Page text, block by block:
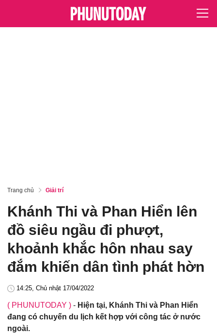
Trang chủ Giải trí
Khánh Thi và Phan Hiển lên
đồ siêu ngầu đi phượt,
khoảnh khắc hôn nhau say
đắm khiến dân tình phát hờn
14:25, Chủ nhật 17/04/2022
( PHUNUTODAY ) - Hiện tại, Khánh Thi và Phan Hiển
đang có chuyến du lịch kết hợp với công tác ở nước
ngoài.